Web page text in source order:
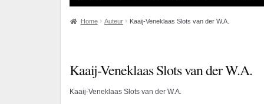
Home Auteur Kaaij-Veneklaas Slots van der W.A.
Kaaij-Veneklaas Slots van der W.A.
Kaaij-Veneklaas Slots van der W.A.